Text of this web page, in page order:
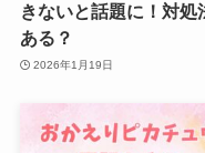
きないと話題に！対処
ある？
2026年1月19日